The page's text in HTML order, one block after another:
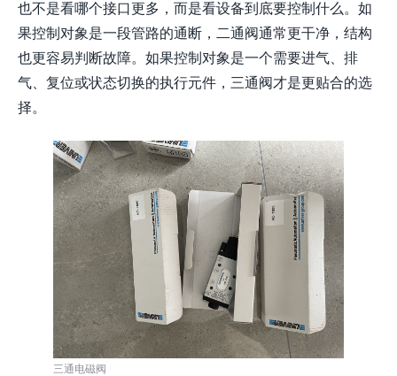
也不是看哪个接口更多，而是看设备到底要控制什么。如
果控制对象是一段管路的通断，二通阀通常更干净，结构
也更容易判断故障。如果控制对象是一个需要进气、排
气、复位或状态切换的执行元件，三通阀才是更贴合的选
择。
三通电磁阀